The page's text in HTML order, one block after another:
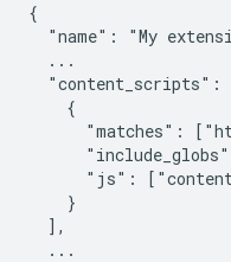
{
"name": "My
  ...
"content_scripts":
    {
"matches":
"js":
    }
  ],
  ...